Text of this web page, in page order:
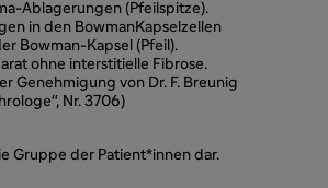
Ablagerungen (Pfeilspitze).
in den Bowman­Kapselzellen
Bowman­-Kapsel (Pfeil).
ohne interstitielle Fibrose.
Genehmigung von Dr. F. Breunig
Nr. 3706)
Gruppe der Patient*innen dar.